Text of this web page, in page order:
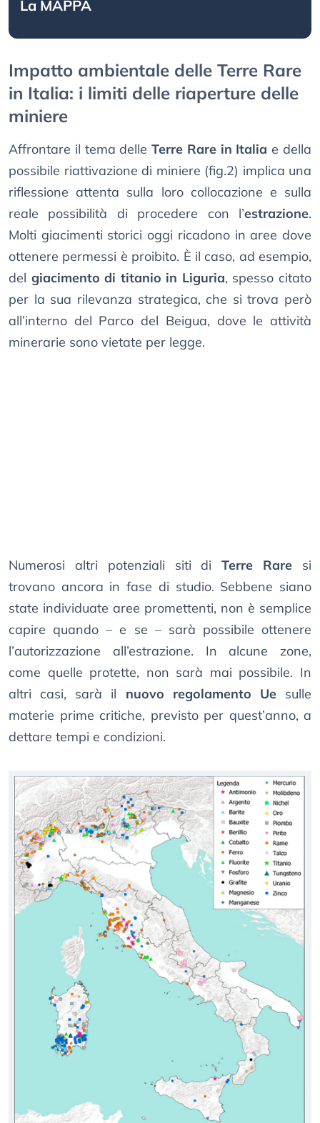
La MAPPA
Impatto ambientale delle Terre Rare
in Italia: i limiti delle riaperture delle
miniere
Affrontare il tema delleTerre Rare in Italia e della
possibile riattivazione di miniere (fig.2) implica una
riflessione attenta sulla loro collocazione e sulla
reale possibilità di procedere con l’estrazione.
Molti giacimenti storici oggi ricadono in aree dove
ottenere permessi è proibito. È il caso, ad esempio,
del giacimento di titanio in Liguria, spesso citato
per la sua rilevanza strategica, che si trova però
all’interno del Parco del Beigua, dove le attività
minerarie sono vietate per legge.
Numerosi altri potenziali siti diTerre Rare si
trovano ancora in fase di studio. Sebbene siano
state individuate aree promettenti, non è semplice
capire quando – e se – sarà possibile ottenere
l’autorizzazione all’estrazione. In alcune zone,
come quelle protette, non sarà mai possibile. In
altri casi, sarà il nuovo regolamento Uesulle
materie prime critiche, previsto per quest’anno, a
dettare tempi e condizioni.